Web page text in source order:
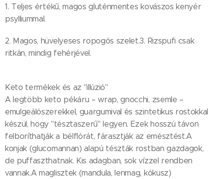
1. Teljes értékű, magos gluténmentes kovászos kenyér
psylliummal.
2. Magos, hüvelyeses ropogós szelet.3. Rizspufi csak
ritkán, mindig fehérjével.
Keto termékek és az "illúzió"
A legtöbb keto pékáru – wrap, gnocchi, zsemle –
emulgeálószerekkel, guargumival és szintetikus rostokkal
készül, hogy "tésztaszerű" legyen. Ezek hosszú távon
felboríthatják a bélflórát, fárasztják az emésztést.A
konjak (glucomannan) alapú tészták rostban gazdagok,
de puffaszthatnak. Kis adagban, sok vízzel rendben
vannak.A maglisztek (mandula, lenmag, kókusz)